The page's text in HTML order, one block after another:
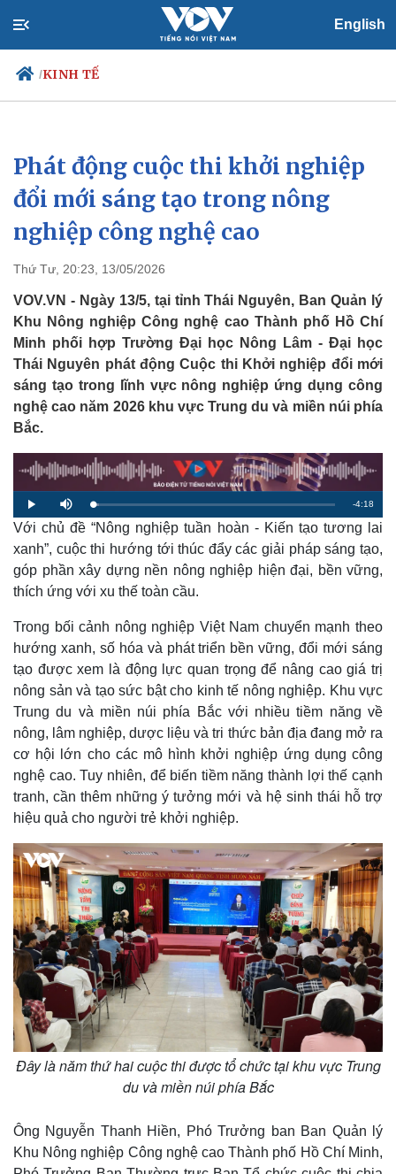
English
/KINH TẾ
Chính trị
Đảng
Tổ chức nhân sự
Quốc hội
Nhận diện sự thật
Xã hội
Dự báo thời tiết
Giáo dục
Phát động cuộc thi khởi nghiệp
đổi mới sáng tạo trong nông
nghiệp công nghệ cao
Thứ Tư, 20:23, 13/05/2026
VOV.VN - Ngày 13/5, tại tỉnh Thái Nguyên, Ban Quản lý
Khu Nông nghiệp Công nghệ cao Thành phố Hồ Chí
Minh phối hợp Trường Đại học Nông Lâm - Đại học
Thái Nguyên phát động Cuộc thi Khởi nghiệp đổi mới
sáng tạo trong lĩnh vực nông nghiệp ứng dụng công
nghệ cao năm 2026 khu vực Trung du và miền núi phía
Bắc.
P
l
a
y
M
u
e
L
o
a
d
e
d
2
.
3
8
R
e
m
n
g
m
-4:18
Với chủ đề “Nông nghiệp tuần hoàn - Kiến tạo tương lai
xanh”, cuộc thi hướng tới thúc đẩy các giải pháp sáng tạo,
góp phần xây dựng nền nông nghiệp hiện đại, bền vững,
thích ứng với xu thế toàn cầu.
Trong bối cảnh nông nghiệp Việt Nam chuyển mạnh theo
hướng xanh, số hóa và phát triển bền vững, đổi mới sáng
tạo được xem là động lực quan trọng để nâng cao giá trị
nông sản và tạo sức bật cho kinh tế nông nghiệp. Khu vực
Trung du và miền núi phía Bắc với nhiều tiềm năng về
nông, lâm nghiệp, dược liệu và tri thức bản địa đang mở ra
cơ hội lớn cho các mô hình khởi nghiệp ứng dụng công
nghệ cao. Tuy nhiên, để biến tiềm năng thành lợi thế cạnh
tranh, cần thêm những ý tưởng mới và hệ sinh thái hỗ trợ
hiệu quả cho người trẻ khởi nghiệp.
Đây là năm thứ hai cuộc thi được tổ chức tại khu vực Trung
du và miền núi phía Bắc
Ông Nguyễn Thanh Hiền, Phó Trưởng ban Ban Quản lý
Khu Nông nghiệp Công nghệ cao Thành phố Hồ Chí Minh,